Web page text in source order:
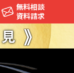
無料相談
資料請求